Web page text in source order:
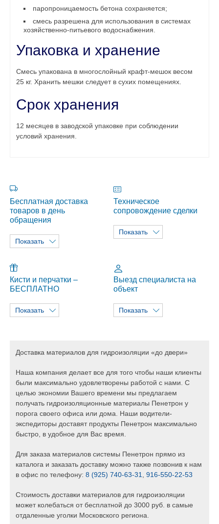
паропроницаемость бетона сохраняется;
смесь разрешена для использования в системах
хозяйственно-питьевого водоснабжения.
Упаковка и хранение
Смесь упакована в многослойный крафт-мешок весом
25 кг. Хранить мешки следует в сухих помещениях.
Срок хранения
12 месяцев в заводской упаковке при соблюдении
условий хранения.
Бесплатная доставка
товаров в день
обращения
Показать
Техническое
сопровождение сделки
Показать
Кисти и перчатки –
БЕСПЛАТНО
Показать
Выезд специалиста на
объект
Показать
Доставка материалов для гидроизоляции «до двери»
Наша компания делает все для того чтобы наши клиенты
были максимально удовлетворены работой с нами. С
целью экономии Вашего времени мы предлагаем
получать гидроизоляционные материалы Пенетрон у
порога своего офиса или дома. Наши водители-
экспедиторы доставят продукты Пенетрон максимально
быстро, в удобное для Вас время.
Для заказа материалов системы Пенетрон прямо из
каталога и заказать доставку можно также позвонив к нам
в офис по телефону: 8 (925) 740-63-31 916-550-22-53
Стоимость доставки материалов для гидроизоляции
может колебаться от бесплатной до 3000 руб. в самые
отдаленные уголки Московского региона.